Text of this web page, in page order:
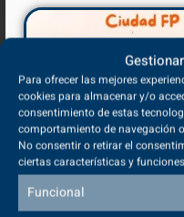
Para ofrecer las mejores
cookies para almacenar y/o
consentimiento de estas
comportamiento de navegación
No consentir o retirar el
ciertas características y
Funcional
II Jornada
«Los sueños son reales, la
soñar
Fuente:Nota de